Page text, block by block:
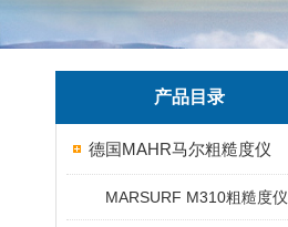
产品目录
德国MAHR马尔粗糙度仪
MARSURF M310粗糙度仪